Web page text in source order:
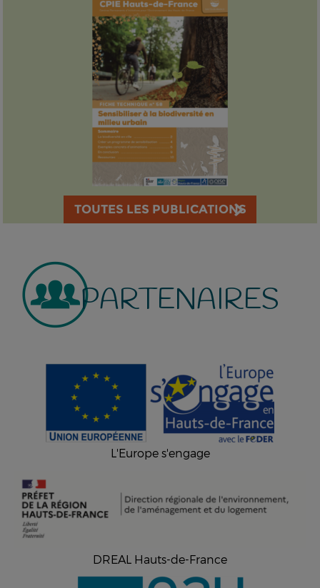
TOUTES LES PUBLICATIONS
PARTENAIRES
L'Europe s'engage
DREAL Hauts-de-France